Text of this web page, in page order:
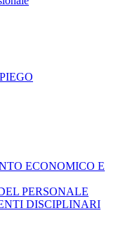
ECONOMICO E
PERSONALE
DISCIPLINARI